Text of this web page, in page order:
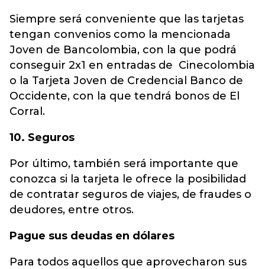
Siempre será conveniente que las tarjetas
tengan convenios como la mencionada
Joven de Bancolombia, con la que podrá
conseguir 2x1 en entradas de Cinecolombia
o la Tarjeta Joven de Credencial Banco de
Occidente, con la que tendrá bonos de El
Corral.
10. Seguros
Por último, también será importante que
conozca si la tarjeta le ofrece la posibilidad
de contratar seguros de viajes, de fraudes o
deudores, entre otros.
Pague sus deudas en dólares
Para todos aquellos que aprovecharon sus